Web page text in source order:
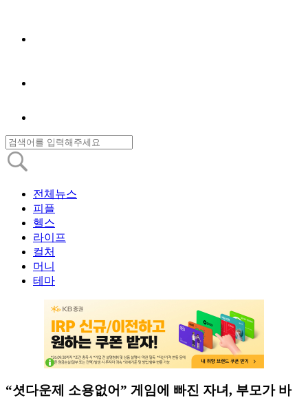
전체뉴스
피플
헬스
라이프
컬처
머니
테마
“셧다운제 소용없어” 게임에 빠진 자녀, 부모가 바